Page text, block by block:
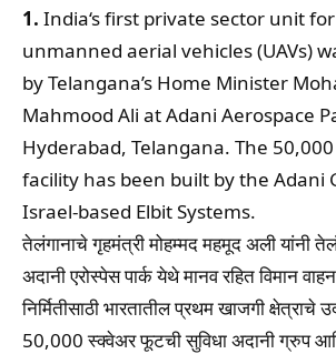
1. India‘s first private sector unit
unmanned aerial vehicles (UAVs)
by Telangana’s Home Minister
Mahmood Ali at Adani Aerospace
Hyderabad, Telangana. The
facility has been built by the Adani
Israel-based Elbit Systems.
तेलंगानाचे गृहमंत्री मोहम्मद महमूद अली यांनी
अदानी एरोस्पेस पार्क येथे मानव रहित विमान
निर्मितीसाठी भारतातील प्रथम खाजगी
50,000 स्क्वेअर फूटची सुविधा अदानी ग्रुप